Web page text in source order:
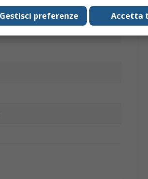
Accetta
Gestisci preferenze